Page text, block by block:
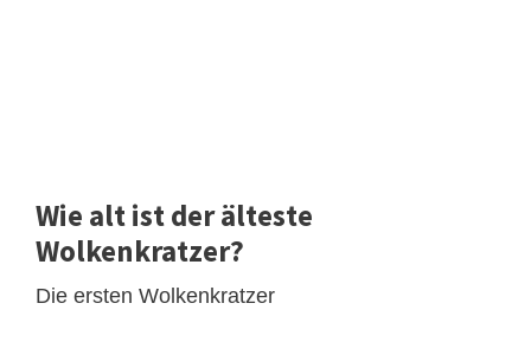
Wie alt ist der älteste
Wolkenkratzer?
Die ersten Wolkenkratzer